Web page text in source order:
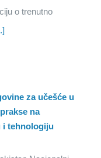
o trenutno
za učešće u
na
i tehnologiju